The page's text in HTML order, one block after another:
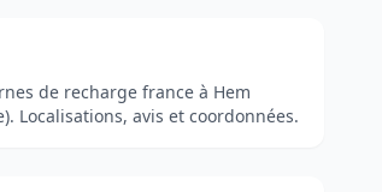
de recharge france à Hem
Localisations, avis et coordonnées.